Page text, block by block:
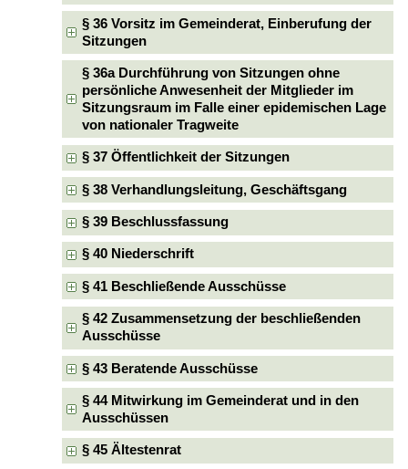
§ 36 Vorsitz im Gemeinderat, Einberufung der
Sitzungen
§ 36a Durchführung von Sitzungen ohne
persönliche Anwesenheit der Mitglieder im
Sitzungsraum im Falle einer epidemischen Lage
von nationaler Tragweite
§ 37 Öffentlichkeit der Sitzungen
§ 38 Verhandlungsleitung, Geschäftsgang
§ 39 Beschlussfassung
§ 40 Niederschrift
§ 41 Beschließende Ausschüsse
§ 42 Zusammensetzung der beschließenden
Ausschüsse
§ 43 Beratende Ausschüsse
§ 44 Mitwirkung im Gemeinderat und in den
Ausschüssen
§ 45 Ältestenrat